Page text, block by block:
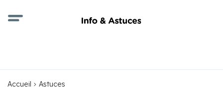
Accueil Astuces